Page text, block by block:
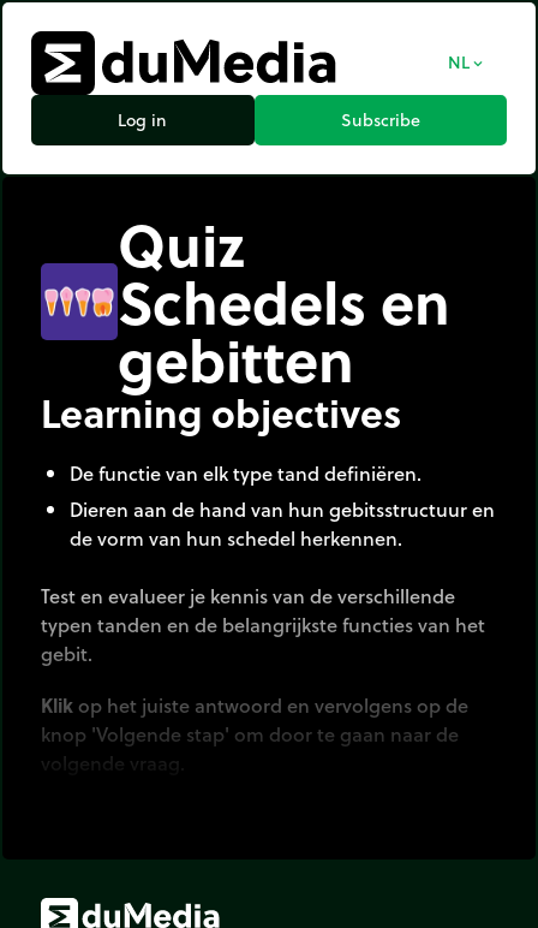
NL expand_more
Log in Subscribe
Quiz
Schedels en
gebitten
Learning objectives
De functie van elk type tand definiëren.
Dieren aan de hand van hun gebitsstructuur en
de vorm van hun schedel herkennen.
Test en evalueer je kennis van de verschillende
typen tanden en de belangrijkste functies van het
gebit.
Klik op het juiste antwoord en vervolgens op de
knop 'Volgende stap' om door te gaan naar de
volgende vraag.